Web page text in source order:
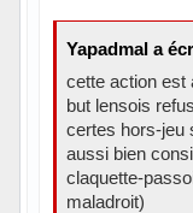
Yapadmal a
cette action est
but lensois
certes hors-jeu
aussi bien
claquette-
maladroit)